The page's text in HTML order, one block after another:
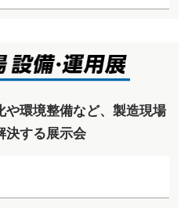
環境整備など、製造現場
決する展示会